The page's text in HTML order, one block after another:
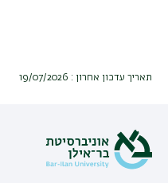
תאריך עדכון אחרון : 19/07/2026